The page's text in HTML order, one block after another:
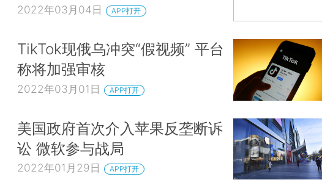
2022年03月04日 APP打开
TikTok现俄乌冲突“假视频” 平台
称将加强审核
2022年03月01日 APP打开
美国政府首次介入苹果反垄断诉
讼 微软参与战局
2022年01月29日 APP打开